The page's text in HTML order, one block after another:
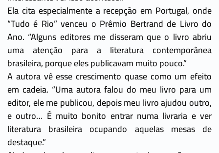
Ela cita especialmente a recepção em Portugal, onde
“Tudo é Rio” venceu o Prêmio Bertrand de Livro do
Ano. “Alguns editores me disseram que o livro abriu
uma atenção para a literatura contemporânea
brasileira, porque eles publicavam muito pouco.”
A autora vê esse crescimento quase como um efeito
em cadeia. “Uma autora falou do meu livro para um
editor, ele me publicou, depois meu livro ajudou outro,
e outro… É muito bonito entrar numa livraria e ver
literatura brasileira ocupando aquelas mesas de
destaque.”